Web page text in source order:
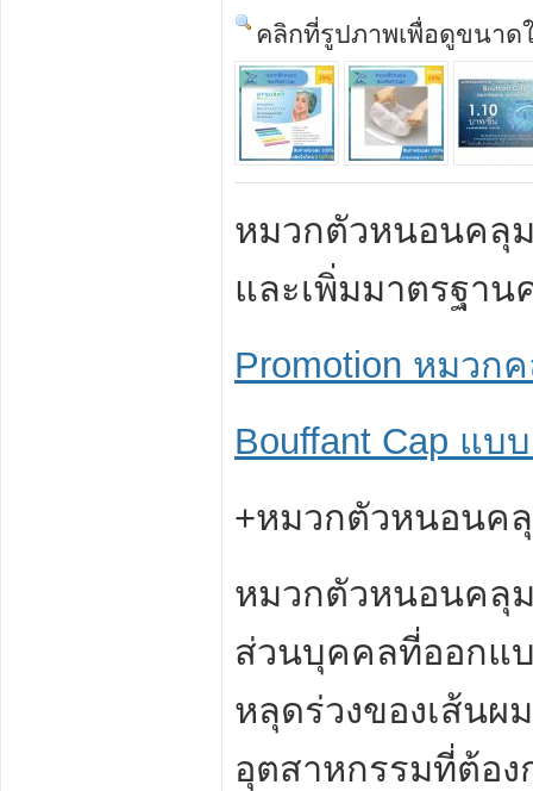
คลิกที่รูปภาพเพื่อดูขนาด
หมวกตัวหนอนคลุ
และเพิ่มมาตรฐาน
Promotion หมวก
Bouffant Cap แบ
+หมวกตัวหนอนคลุ
หมวกตัวหนอนคลุ
ส่วนบุคคลที่ออกแ
หลุดร่วงของเส้นผ
อุตสาหกรรมที่ต้อง